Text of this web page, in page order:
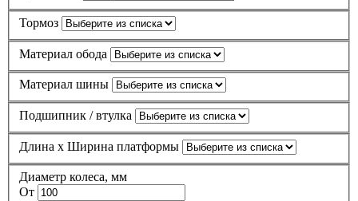
Тормоз
Материал обода
Материал шины
Подшипник / втулка
Длина х Ширина платформы
Диаметр колеса, мм
От